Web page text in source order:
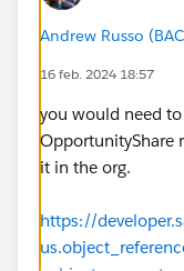
Andrew Russo
16 feb. 2024 18:57
you would need
OpportunityShare
it in the org.
https://